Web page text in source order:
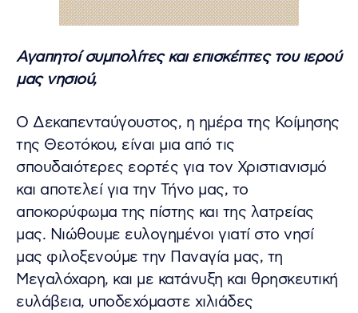
Αγαπητοί συμπολίτες και επισκέπτες του ιερού
μας νησιού,
Ο Δεκαπενταύγουστος, η ημέρα της Κοίμησης
της Θεοτόκου, είναι μια από τις
σπουδαιότερες εορτές για τον Χριστιανισμό
και αποτελεί για την Τήνο μας, το
αποκορύφωμα της πίστης και της λατρείας
μας. Νιώθουμε ευλογημένοι γιατί στο νησί
μας φιλοξενούμε την Παναγία μας, τη
Μεγαλόχαρη, και με κατάνυξη και θρησκευτική
ευλάβεια, υποδεχόμαστε χιλιάδες